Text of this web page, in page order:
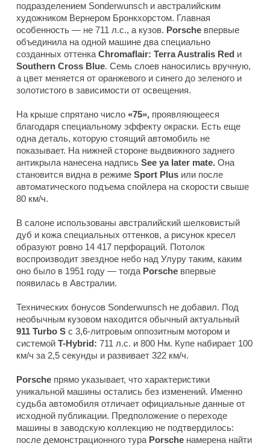
подразделением Sonderwunsch и австралийским
художником Вернером Бронкхорстом. Главная
особенность — не 711 л.с., а кузов. Porsche впервые
объединила на одной машине два специально
созданных оттенка Chromaflair: Terra Australis Red и
Southern Cross Blue. Семь слоев наносились вручную,
а цвет меняется от оранжевого и синего до зеленого и
золотистого в зависимости от освещения.
На крыше спрятано число «75», проявляющееся
благодаря специальному эффекту окраски. Есть еще
одна деталь, которую стоящий автомобиль не
показывает. На нижней стороне выдвижного заднего
антикрыла нанесена надпись See ya later mate. Она
становится видна в режиме Sport Plus или после
автоматического подъема спойлера на скорости свыше
80 км/ч.
В салоне использованы австралийский шелковистый
дуб и кожа специальных оттенков, а рисунок кресел
образуют ровно 14 417 перфораций. Потолок
воспроизводит звездное небо над Улуру таким, каким
оно было в 1951 году — тогда Porsche впервые
появилась в Австралии.
Технических бонусов Sonderwunsch не добавил. Под
необычным кузовом находится обычный актуальный
911 Turbo S с 3,6-литровым оппозитным мотором и
системой T-Hybrid: 711 л.с. и 800 Нм. Купе набирает 100
км/ч за 2,5 секунды и развивает 322 км/ч.
Porsche прямо указывает, что характеристики
уникальной машины остались без изменений. Именно
судьба автомобиля отличает официальные данные от
исходной публикации. Предположение о переходе
машины в заводскую коллекцию не подтвердилось:
после демонстрационного тура Porsche намерена найти